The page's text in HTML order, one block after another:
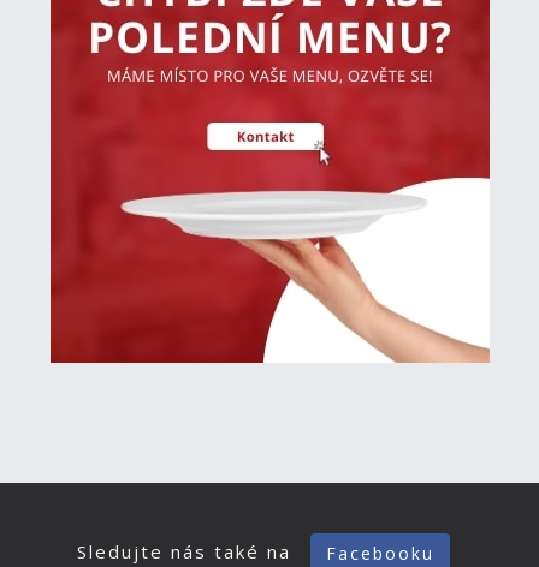
Sledujte nás také na Facebooku